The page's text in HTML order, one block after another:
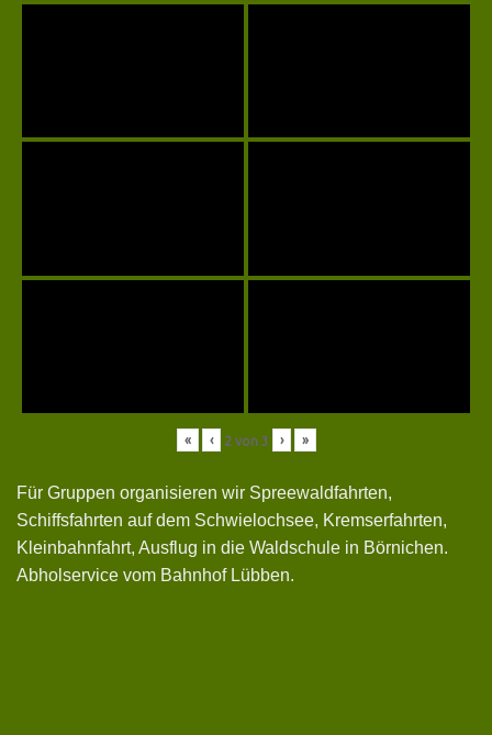
« ‹ 2von 3 › »
Für Gruppen organisieren wir Spreewaldfahrten,
Schiffsfahrten auf dem Schwielochsee, Kremserfahrten,
Kleinbahnfahrt, Ausflug in die Waldschule in Börnichen.
Abholservice vom Bahnhof Lübben.